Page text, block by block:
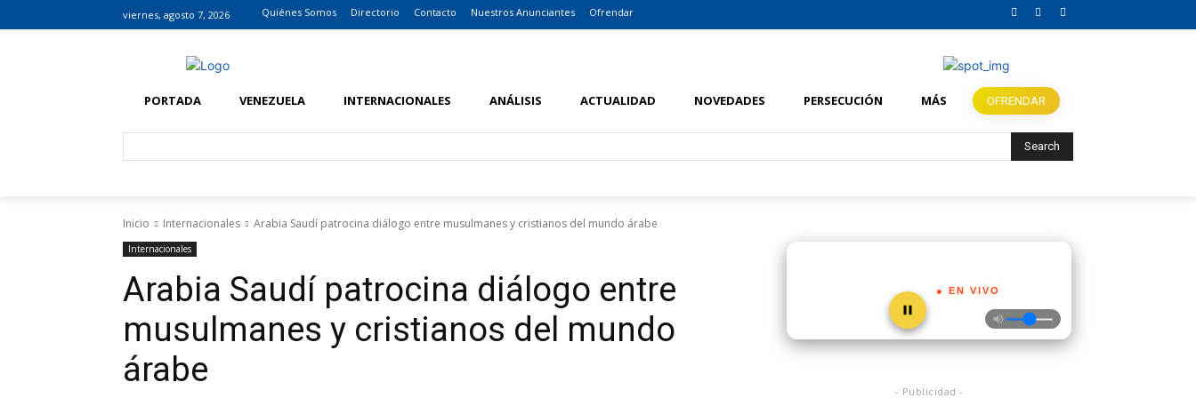
viernes, agosto 7, 2026 Quiénes Somos Directorio Contacto Nuestros Anunciantes Ofrendar
PORTADA VENEZUELA INTERNACIONALES ANÁLISIS ACTUALIDAD NOVEDADES PERSECUCIÓN MÁS OFRENDAR
Search
Inicio Internacionales Arabia Saudí patrocina diálogo entre musulmanes y cristianos del mundo árabe
Internacionales
Arabia Saudí patrocina diálogo entre
musulmanes y cristianos del mundo
árabe
● EN VIVO
- Publicidad -